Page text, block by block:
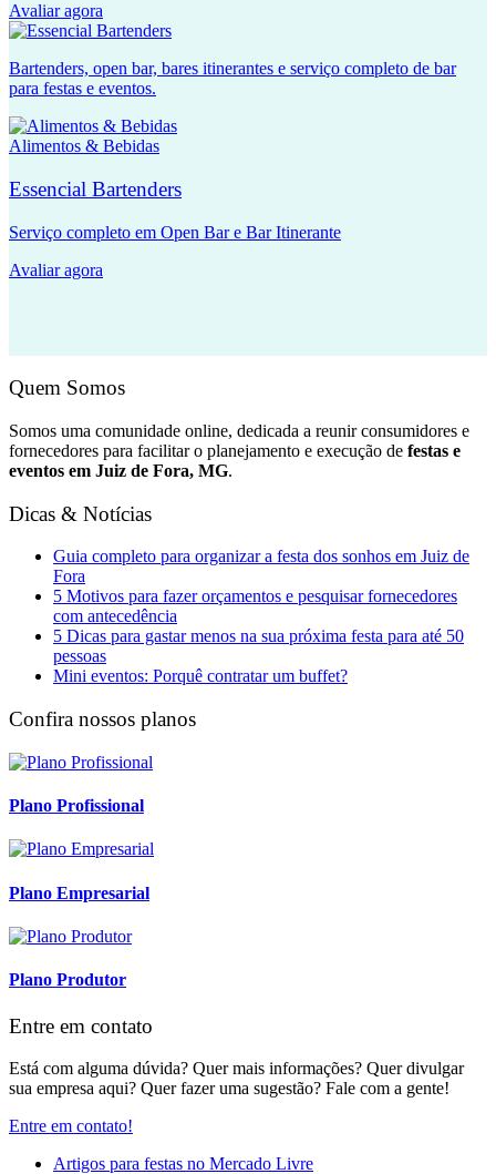
Avaliar agora
Bartenders, open bar, bares itinerantes e serviço completo de bar
para festas e eventos.
Alimentos & Bebidas
Essencial Bartenders
Serviço completo em Open Bar e Bar Itinerante
Avaliar agora
Quem Somos
Somos uma comunidade online, dedicada a reunir consumidores e
fornecedores para facilitar o planejamento e execução de festas e
eventos em Juiz de Fora, MG.
Dicas & Notícias
Guia completo para organizar a festa dos sonhos em Juiz de
Fora
5 Motivos para fazer orçamentos e pesquisar fornecedores
com antecedência
5 Dicas para gastar menos na sua próxima festa para até 50
pessoas
Mini eventos: Porquê contratar um buffet?
Confira nossos planos
Plano Profissional
Plano Empresarial
Plano Produtor
Entre em contato
Está com alguma dúvida? Quer mais informações? Quer divulgar
sua empresa aqui? Quer fazer uma sugestão? Fale com a gente!
Entre em contato!
Artigos para festas no Mercado Livre